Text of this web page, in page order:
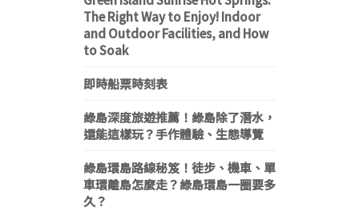
The Right Way to Enjoy! Indoor
and Outdoor Facilities, and How
to Soak
即時船票時刻表
綠島深度旅遊推薦！綠島除了潛水，
還能這樣玩？手作體驗、生態導覽
綠島環島路線秘笈！徒步、機車、單
車環離島怎麼走？綠島環島一圈要多
久？